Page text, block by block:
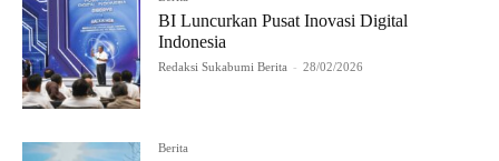
BI Luncurkan Pusat Inovasi Digital
Indonesia
Redaksi Sukabumi Berita - 28/02/2026
Berita